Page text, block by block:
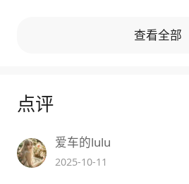
查看全部
点评
爱车的lulu
2025-10-11